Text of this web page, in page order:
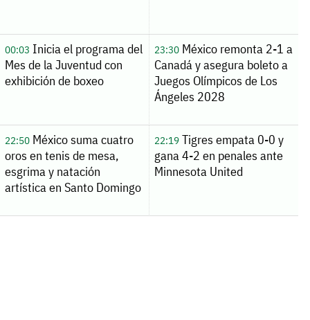
00:03 Inicia el programa del
Mes de la Juventud con
exhibición de boxeo
23:30México remonta 2-1 a
Canadá y asegura boleto a
Juegos Olímpicos de Los
Ángeles 2028
22:50México suma cuatro
oros en tenis de mesa,
esgrima y natación
artística en Santo Domingo
22:19Tigres empata 0-0 y
gana 4-2 en penales ante
Minnesota United